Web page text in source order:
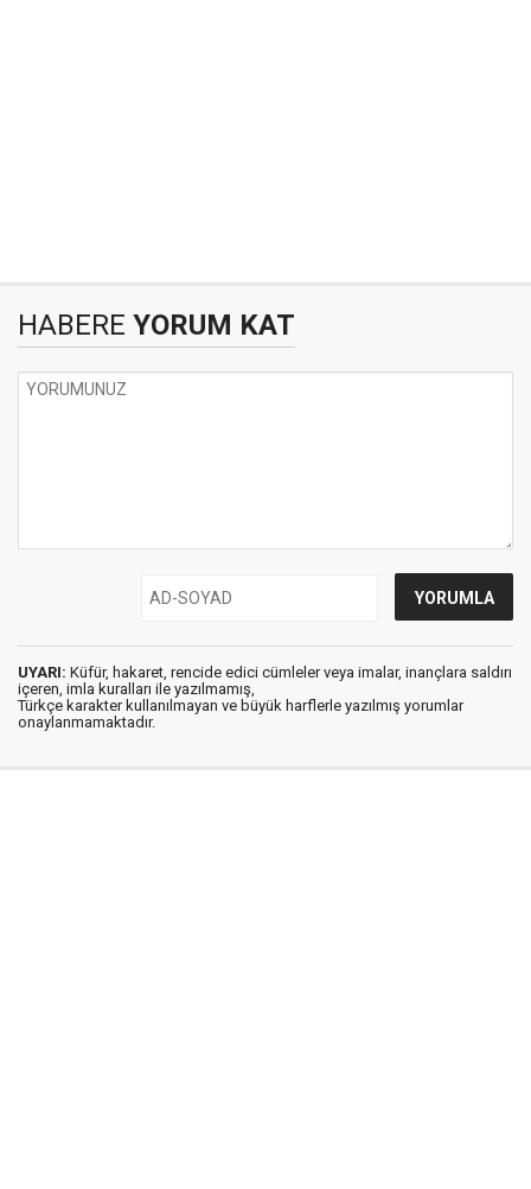
HABERE YORUM KAT
UYARI: Küfür, hakaret, rencide edici cümleler veya imalar, inançlara saldırı
içeren, imla kuralları ile yazılmamış,
Türkçe karakter kullanılmayan ve büyük harflerle yazılmış yorumlar
onaylanmamaktadır.